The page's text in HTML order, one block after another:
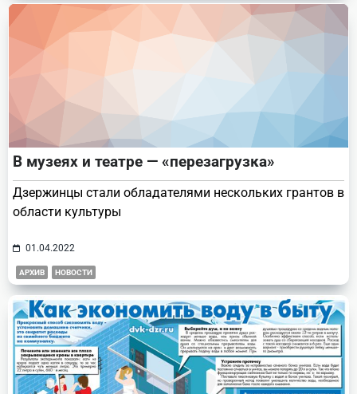
В музеях и театре — «перезагрузка»
Дзержинцы стали обладателями нескольких грантов в
области культуры
01.04.2022
АРХИВ НОВОСТИ